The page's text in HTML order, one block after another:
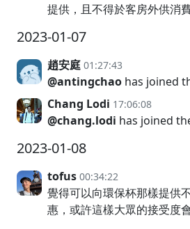
提供，且不得於客房外供消
2023-01-07
趙安庭 01:27:43
@antingchao has joined
Chang Lodi 17:06:08
@chang.lodi has joined
2023-01-08
tofus 00:34:22
覺得可以向環保杯那樣提供
惠，或許這樣大眾的接受度